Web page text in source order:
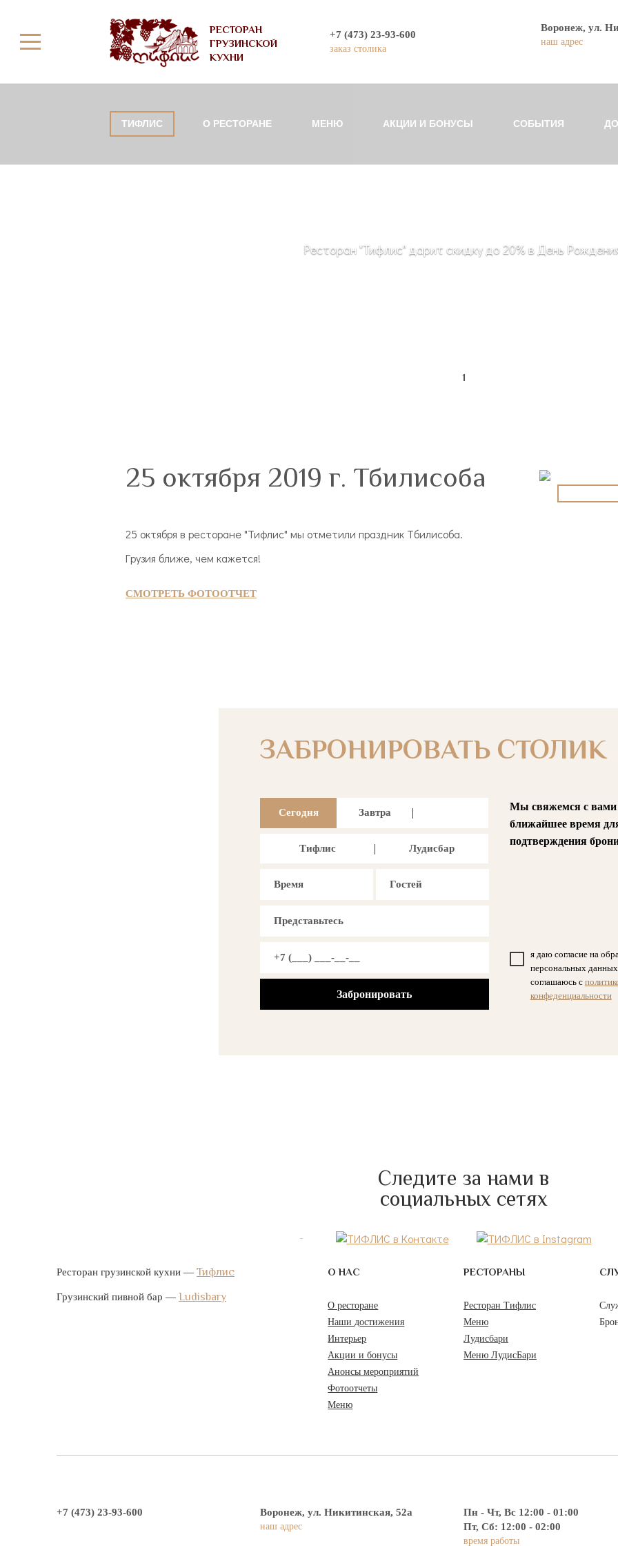
РЕСТОРАН
ГРУЗИНСКОЙ
КУХНИ
+7 (473) 23-93-600
заказ столика
Воронеж, ул.
наш адрес
ТИФЛИС О РЕСТОРАНЕ МЕНЮ АКЦИИ И БОНУСЫ СОБЫТИЯ
1
Ресторан "Тифлис" дарит скидку до 20% в День
25 октября 2019 г. Тбилисоба
25 октября в ресторане "Тифлис" мы отметили праздник Тбилисоба.
Грузия ближе, чем кажется!
СМОТРЕТЬ ФОТООТЧЕТ
ЗАБРОНИРОВАТЬ СТОЛИК
Мы свяжемся с вами
ближайшее время
подтверждения
Сегодня Завтра
Тифлис Лудисбар
Время
я даю согласие на
персональных
соглашаюсь с
конфеденциальности
Следите за нами в
социальных сетях
Ресторан грузинской кухни — Тифлис
Грузинский пивной бар — Ludisbary
О НАС
О ресторане
Наши достижения
Интерьер
Акции и бонусы
Анонсы мероприятий
Фотоотчеты
Меню
РЕСТОРАНЫ
Ресторан Тифлис
Меню
Лудисбари
Меню ЛудисБари
+7 (473) 23-93-600 Воронеж, ул. Никитинская, 52а
наш адрес
Пн - Чт, Вс 12:00 - 01:00
Пт, Сб: 12:00 - 02:00
время работы